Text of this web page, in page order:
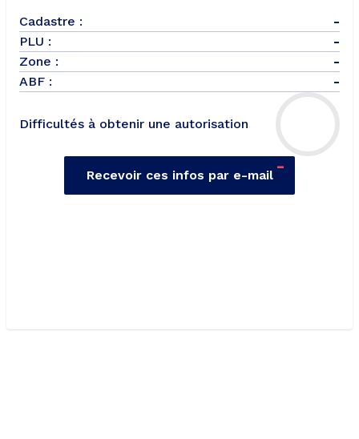
Cadastre :
-
PLU :
-
Zone :
-
ABF :
-
Difficultés à obtenir une autorisation
-
Recevoir ces infos par e-mail